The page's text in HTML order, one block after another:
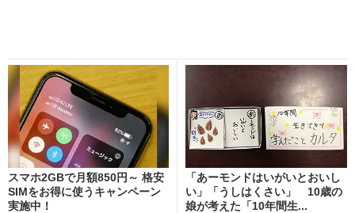
スマホ2GBで月額850円～ 格安
SIMをお得に使うキャンペーン
実施中！
「あーモンドはいがいとおいし
い」「うしはくさい」 10歳の
娘が考えた「10年間生...